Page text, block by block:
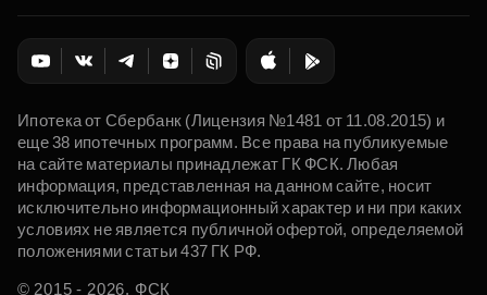
Ипотека от Сбербанк (Лицензия №1481 от 11.08.2015) и
еще 38 ипотечных программ. Все права на публикуемые
на сайте материалы принадлежат ГК ФСК. Любая
информация, представленная на данном сайте, носит
исключительно информационный характер и ни при каких
условиях не является публичной офертой, определяемой
положениями статьи 437 ГК РФ.
© 2015 - 2026. ФСК